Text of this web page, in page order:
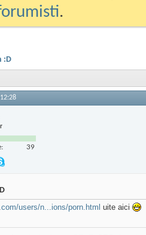
.
:D
12:28
39
users/n...ions/porn.html uite aici